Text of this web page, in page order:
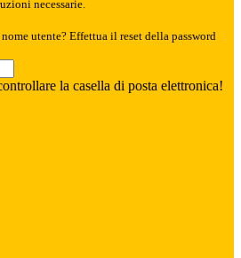
necessarie.
utente? Effettua il reset della password
la casella di posta elettronica!